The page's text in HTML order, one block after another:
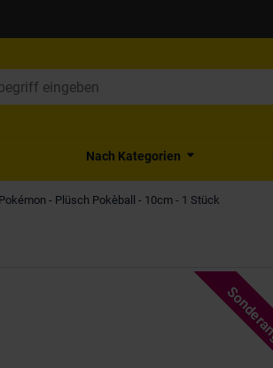
Nach Kategorien
Pokémon - Plüsch Pokèball - 10cm - 1 Stück